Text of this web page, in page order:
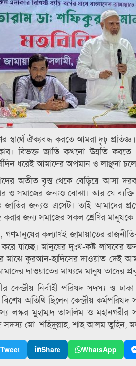
স্বার্থে ঐক্যবদ্ধ করতে আমরা দৃঢ়
বিভক্ত জাতি কখনো উন্নতি করতে
ধরেই আমাদের অপমান ও লাঞ্ছনা
অতীত বৃত্ত থেকে বেড়িয়ে আসা
ও সমাজের জন্যও বোঝা। আর যে
জাতির জন্যও এসেট। তাই আমাদের
জন্য সমাজের সকল শ্রেণির মানুষকে
কল্যাণই জামায়াতের
যাচ্ছে। মানুষের দুঃখ-কষ্ট
মাঝে কুরআন-হাদিসের দাওয়াত দেই
দাওয়াতের মাধ্যমে মানুষ তাদের
কেন্দ্রীয় নির্বাহী পরিষদ সদস্য ও
অতিথি ছিলেন কেন্দ্রীয়
লস্কর মুহাম্মদ তাসলিম ও মহানগরীর
সদস্য মো. শহিদুল্লাহ, শাহ আলম
Tweet Share WhatsApp